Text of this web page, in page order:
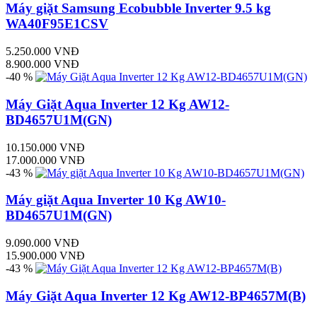
Máy giặt Samsung Ecobubble Inverter 9.5 kg
WA40F95E1CSV
5.250.000 VNĐ
8.900.000 VNĐ
-40 %
Máy Giặt Aqua Inverter 12 Kg AW12-
BD4657U1M(GN)
10.150.000 VNĐ
17.000.000 VNĐ
-43 %
Máy giặt Aqua Inverter 10 Kg AW10-
BD4657U1M(GN)
9.090.000 VNĐ
15.900.000 VNĐ
-43 %
Máy Giặt Aqua Inverter 12 Kg AW12-BP4657M(B)